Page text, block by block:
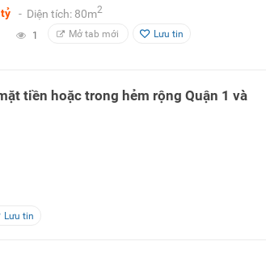
- Diện tích: 80m2
1 Mở tab mới Lưu tin
tiền hoặc trong hẻm rộng Quận 1 và
Lưu tin